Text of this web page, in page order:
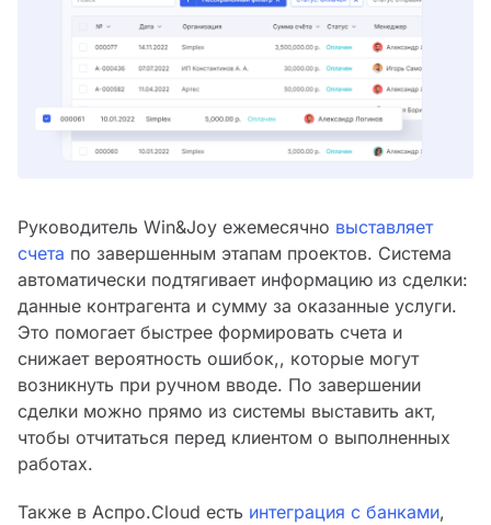
Руководитель Win&Joy ежемесячно выставляет
счета по завершенным этапам проектов. Система
автоматически подтягивает информацию из сделки:
данные контрагента и сумму за оказанные услуги.
Это помогает быстрее формировать счета и
снижает вероятность ошибок,, которые могут
возникнуть при ручном вводе. По завершении
сделки можно прямо из системы выставить акт,
чтобы отчитаться перед клиентом о выполненных
работах.
Также в Аспро.Cloud есть интеграция с банками,